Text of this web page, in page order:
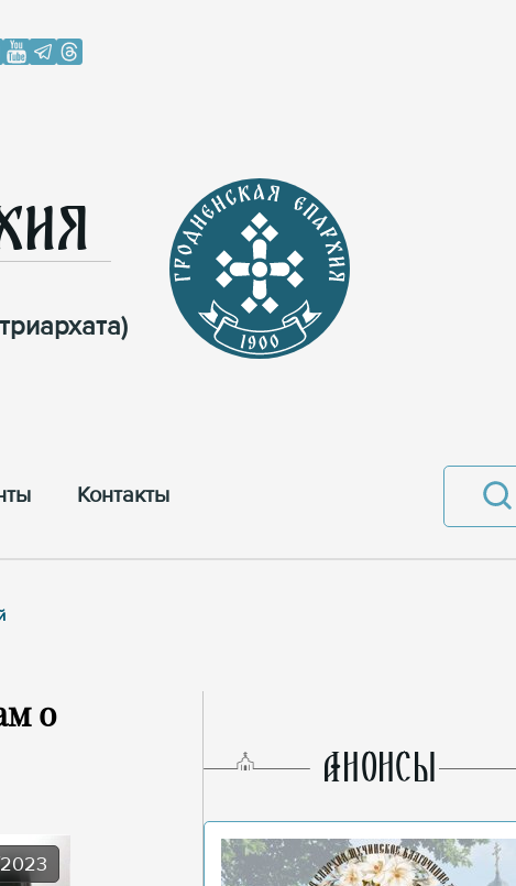
Контакты
о
AНОНСЫ